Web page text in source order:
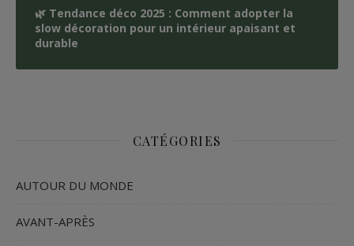
🌿 Tendance déco 2025 : Comment adopter la
slow décoration pour un intérieur apaisant et
durable
CATÉGORIES
AUTOUR DU MONDE
AVANT-APRÈS